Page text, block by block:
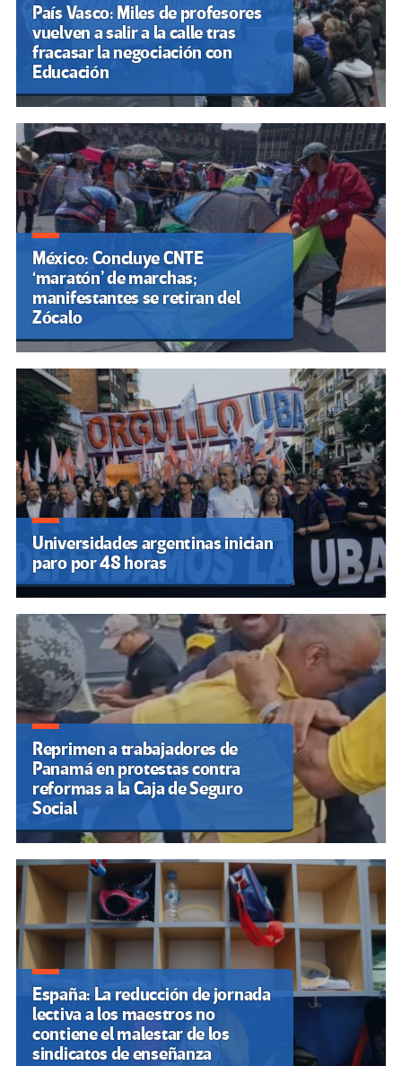
País Vasco: Miles de profesores
vuelven a salir a la calle tras
fracasar la negociación con
Educación
México: Concluye CNTE
‘maratón’ de marchas;
manifestantes se retiran del
Zócalo
Universidades argentinas inician
paro por 48 horas
Reprimen a trabajadores de
Panamá en protestas contra
reformas a la Caja de Seguro
Social
España: La reducción de jornada
lectiva a los maestros no
contiene el malestar de los
sindicatos de enseñanza